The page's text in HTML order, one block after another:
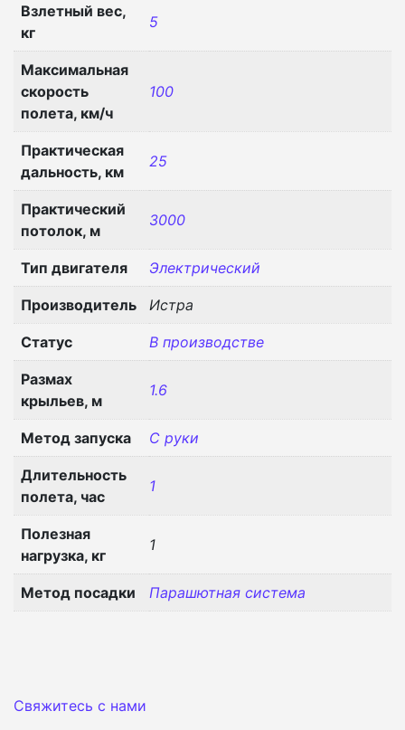
Взлетный вес,
кг
5
Максимальная
скорость
полета, км/ч
100
Практическая
дальность, км
25
Практический
потолок, м
3000
Тип двигателя Электрический
Производитель Истра
Статус В производстве
Размах
крыльев, м
1.6
Метод запуска С руки
Длительность
полета, час
1
Полезная
нагрузка, кг
1
Метод посадки Парашютная система
Свяжитесь с нами